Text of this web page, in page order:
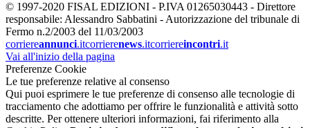
© 1997-2020 FISAL EDIZIONI - P.IVA 01265030443 - Direttore
responsabile: Alessandro Sabbatini - Autorizzazione del tribunale di
Fermo n.2/2003 del 11/03/2003
corriereannunci.itcorrierenews.itcorriereincontri.it
Vai all'inizio della pagina
Preferenze Cookie
Le tue preferenze relative al consenso
Qui puoi esprimere le tue preferenze di consenso alle tecnologie di
tracciamento che adottiamo per offrire le funzionalità e attività sotto
descritte. Per ottenere ulteriori informazioni, fai riferimento alla